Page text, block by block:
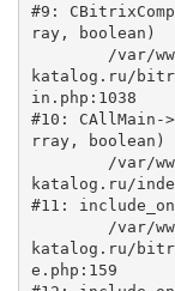
#9:
ray, boolean)
katalog.ru/
in.php:1038
#10: CAllMain-
rray, boolean)
katalog.ru/
#11:
katalog.ru/
e.php:159